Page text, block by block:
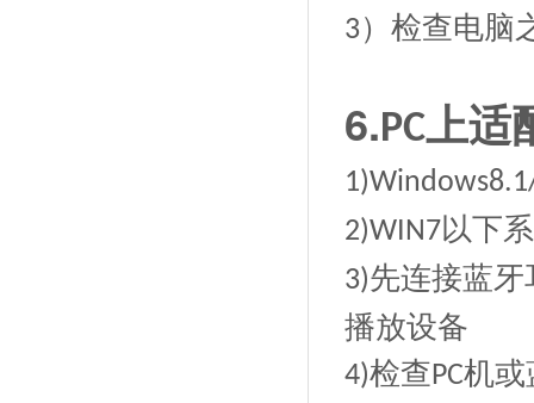
3）检查电脑
6.PC上适
1)Windows8
2)WIN7以下
3)先连接蓝牙
播放设备
4)检查PC机或